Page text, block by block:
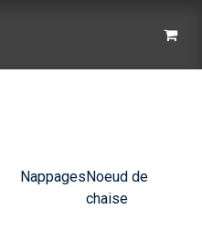
NappagesNoeud de
chaise